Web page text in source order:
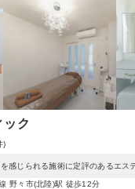
ック
)
感じられる施術に定評のあるエス
野々市(北陸)駅 徒歩12分